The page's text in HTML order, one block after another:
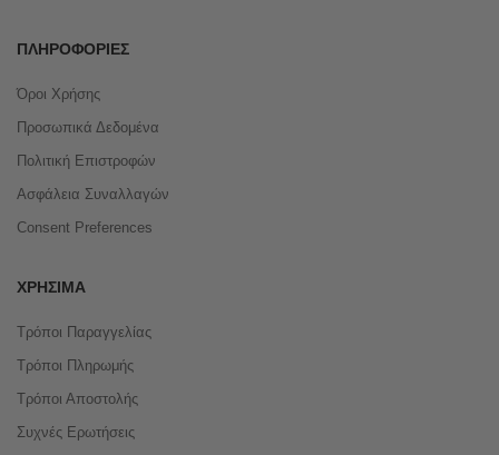
ΠΛΗΡΟΦΟΡΊΕΣ
Όροι Χρήσης
Προσωπικά Δεδομένα
Πολιτική Επιστροφών
Ασφάλεια Συναλλαγών
Consent Preferences
ΧΡΉΣΙΜΑ
Τρόποι Παραγγελίας
Τρόποι Πληρωμής
Τρόποι Αποστολής
Συχνές Ερωτήσεις